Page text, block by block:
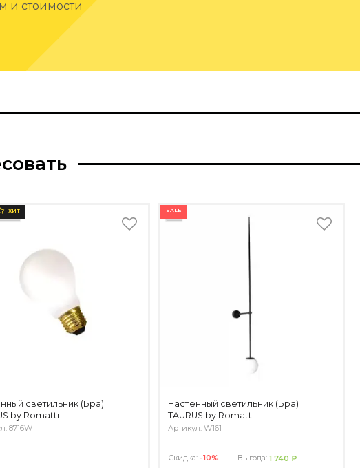
и стоимости
ХИТ
светильник (Бра)
by Romatti
8716W
SALE
Настенный светильник (Бра)
TAURUS by Romatti
Артикул: W161
Скидка: -10% Выгода:1 740 ₽